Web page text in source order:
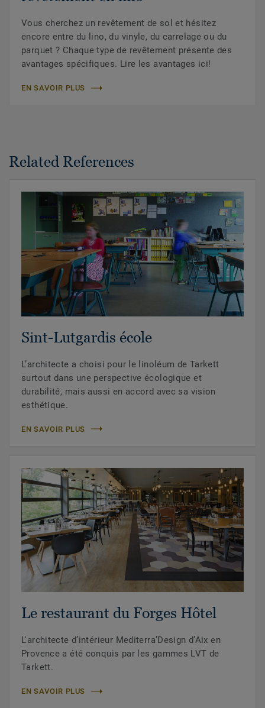
Vous cherchez un revêtement de sol et hésitez
encore entre du lino, du vinyle, du carrelage ou du
parquet ? Chaque type de revêtement présente des
avantages spécifiques. Lire les avantages ici!
EN SAVOIR PLUS
Related References
Sint-Lutgardis école
L’architecte a choisi pour le linoléum de Tarkett
surtout dans une perspective écologique et
durabilité, mais aussi en accord avec sa vision
esthétique.
EN SAVOIR PLUS
Le restaurant du Forges Hôtel
L'architecte d’intérieur Mediterra’Design d’Aix en
Provence a été conquis par les gammes LVT de
Tarkett.
EN SAVOIR PLUS